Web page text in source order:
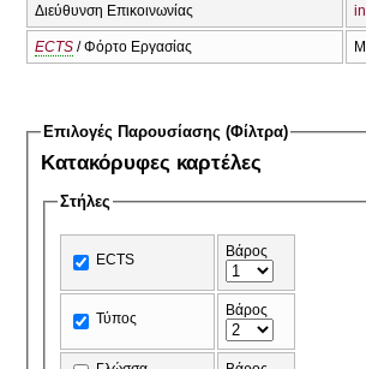
Διεύθυνση Επικοινωνίας
ECTS / Φόρτο Εργασίας
Επιλογές Παρουσίασης (Φίλτρα)
Κατακόρυφες καρτέλες
Στήλες
ECTS Βάρος
Τύπος Βάρος